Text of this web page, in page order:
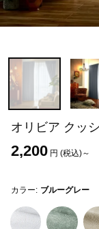
オリビア クッ
2,200 円 (税込)～
カラー: ブルーグレー